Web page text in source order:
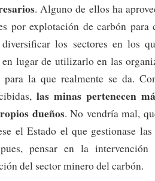
. Alguno de ellos ha
por explotación de carbón para
los sectores en los
lugar de utilizarlo en las
la que realmente se da.
las minas pertenecen
dueños. No vendría mal,
el Estado el que gestionase
pues, pensar en la
del sector minero del carbón.